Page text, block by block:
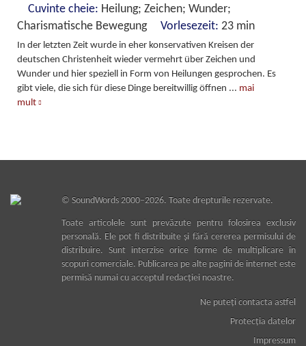
Cuvinte cheie: Heilung; Zeichen; Wunder;
Charismatische Bewegung Vorlesezeit: 23 min
In der letzten Zeit wurde in eher konservativen Kreisen der
deutschen Christenheit wieder vermehrt über Zeichen und
Wunder und hier speziell in Form von Heilungen gesprochen. Es
gibt viele, die sich für diese Dinge bereitwillig öffnen ... mai
mult
© SoundWords2000–2026. Toate drepturile rezervate.
Toate articolele sunt prevăzute pentru folosirea exclusiv
personală. Ele pot fi distribuite şi fără cererea permisului de
distribuire. Sunt interzise orice forme de multiplicare în
scopuri comerciale. Publicarea pe alte pagini de internet este
permisă numai cu acceptul redacţiei noastre.
Ne puteţi contacta astfel
Protecţia datelor
Impressum